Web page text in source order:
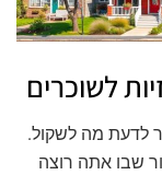
לשוכרים
לדעת מה לשקול.
שבו אתה רוצה